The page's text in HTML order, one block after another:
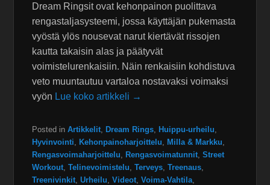
Dream Ringsit ovat kehonpainon puolittava
rengastaljasysteemi, jossa käyttäjän pukemasta
vyöstä ylös nousevat narut kiertävät rissojen
kautta takaisin alas ja päätyvät
voimistelurenkaisiin. Näin renkaisiin kohdistuva
veto muuntautuu vartaloa nostavaksi voimaksi
vyön Lue koko artikkeli →
Posted in Artikkelit Dream Rings Huippu-urheilu
Hyvinvointi
Kehonpainoharjoittelu Milla & Markku
Rengasvoimaharjoittelu
Rengasvoimatunnit ,Street
Workout ,Telinevoimistelu ,Terveys ,Treenaus
Treenivinkit ,Urheilu ,Videot ,Voima-Vahtila